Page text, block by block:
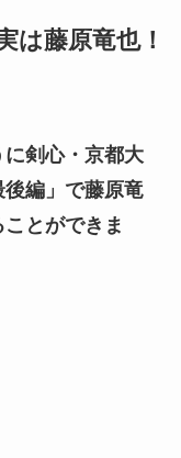
は藤原竜也！
に剣心・京都大
編」で藤原竜
とができま